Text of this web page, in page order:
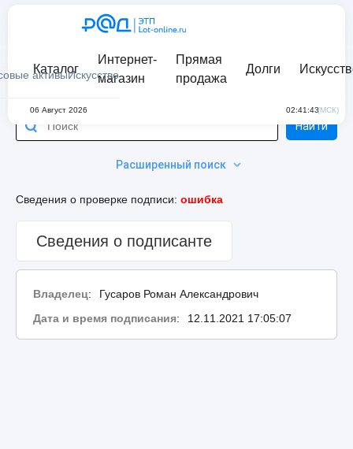
активыИскусство
Каталог
Интернет-
магазин
Прямая
продажа
Долги
06 Август 2026 02:41:43(МСК)
Расширенный поиск
Найти
Сведения о проверке подписи: ошибка
Сведения о подписанте
Владелец:
Гусаров Роман Александрович
Дата и время подписания: 12.11.2021 17:05:07